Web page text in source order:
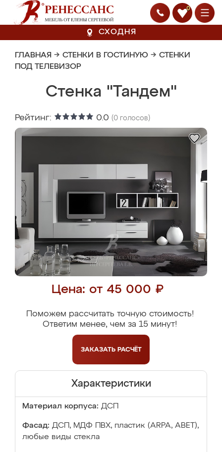
0
СХОДНЯ
ГЛАВНАЯ → СТЕНКИ В ГОСТИНУЮ → СТЕНКИ
ПОД ТЕЛЕВИЗОР
Стенка "Тандем"
Рейтинг: 0.0 (0 голосов)
Цена: от 45 000 ₽
Поможем рассчитать точную стоимость!
Ответим менее, чем за 15 минут!
ЗАКАЗАТЬ РАСЧЁТ
Характеристики
Материал корпуса: ДСП
Фасад: ДСП, МДФ ПВХ, пластик (ARPA, ABET),
любые виды стекла